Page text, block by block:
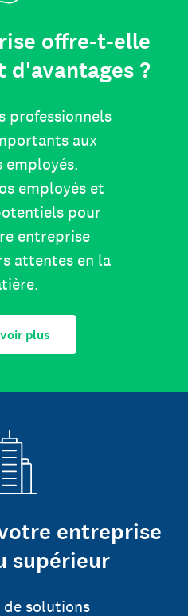
offre-t-elle
d'avantages ?
professionnels
aux
employés.
employés et
pour
entreprise
attentes en la
plus
entreprise
supérieur
de solutions